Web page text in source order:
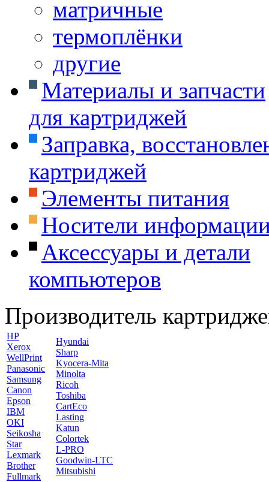
матричные
термоплёнки
другие
Материалы и запчасти
для картриджей
Заправка,
картриджей
Элементы питания
Носители
Аксессуары и детали
компьютеров
Производитель
HP
Xerox
WellPrint
Panasonic
Samsung
Canon
Epson
IBM
OKI
Seikosha
Star
Lexmark
Brother
Fullmark
Hyundai
Sharp
Kyocera-Mita
Minolta
Ricoh
Toshiba
CartEco
Lasting
Katun
Colortek
L-PRO
Goodwin-LTC
Mitsubishi